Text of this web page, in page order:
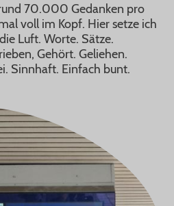
70.000 Gedanken pro
voll im Kopf. Hier setze ich
Luft. Worte. Sätze.
Gehört. Geliehen.
Sinnhaft. Einfach bunt.